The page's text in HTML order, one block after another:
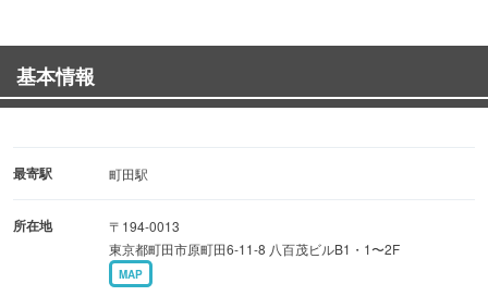
ー飲み放題」オプションが無料に♪横断幕・寄せ書きボト
ルの選べる予約特典で、暑気払いや打ち上げを盛り上げま
す！
▼毎日リーズナブル！生ビール＆ハイボール◎
（税込218円）でご提供！
ぜひ軽く一杯いかがでしょうか♪
基本情報
最寄駅 町田駅
所在地
〒194-0013
東京都町田市原町田6-11-8 八百茂ビルB1・1〜2F
MAP